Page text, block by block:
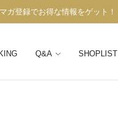
ガ登録でお得な情報をゲット！
Q&A SHOPLIST